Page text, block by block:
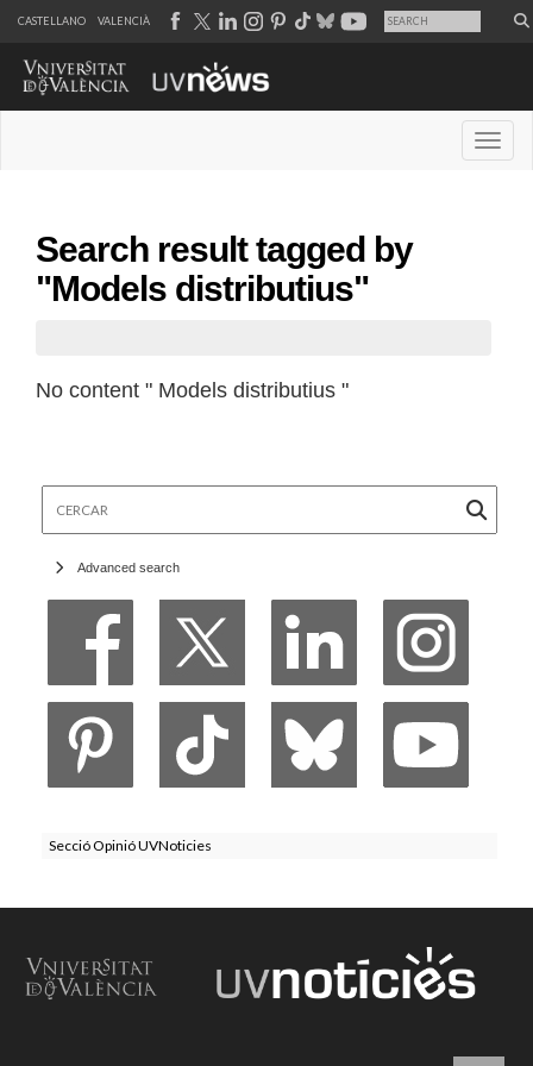
CASTELLANO VALENCIÀ
Search result tagged by
"Models distributius"
No content " Models distributius "
Advanced search
Secció Opinió UVNoticies